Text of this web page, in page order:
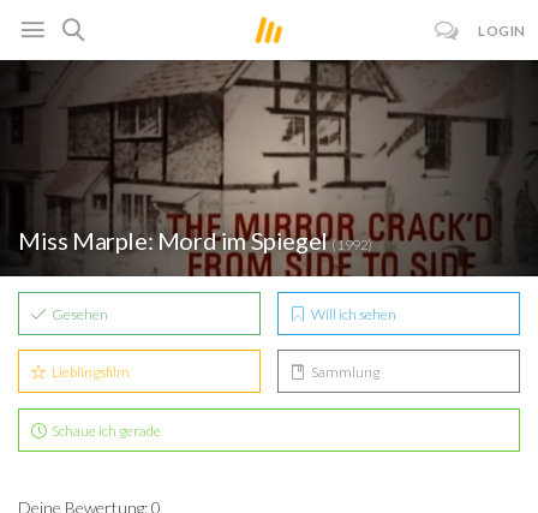
LOGIN
Miss Marple: Mord im Spiegel(1992)
Gesehen Will ich sehen
Lieblingsfilm Sammlung
Schaue ich gerade
Deine Bewertung: 0